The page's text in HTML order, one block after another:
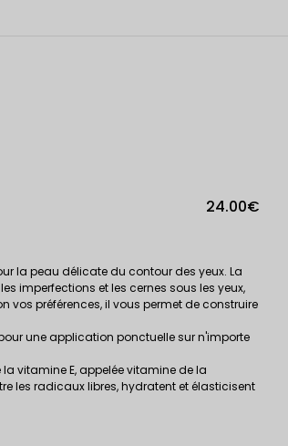
24.00€
la peau délicate du contour des yeux. La
imperfections et les cernes sous les yeux,
vos préférences, il vous permet de construire
une application ponctuelle sur n'importe
vitamine E, appelée vitamine de la
les radicaux libres, hydratent et élasticisent